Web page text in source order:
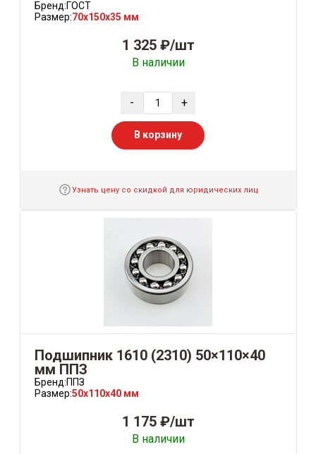
Бренд:ГОСТ
Размер:70x150x35 мм
1 325 ₽/шт
В наличии
- +
В корзину
Узнать цену со скидкой для юридических лиц
Подшипник 1610 (2310) 50×110×40
мм ППЗ
Бренд:ППЗ
Размер:50x110x40 мм
1 175 ₽/шт
В наличии